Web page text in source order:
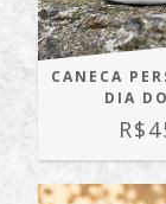
CANECA
DIA